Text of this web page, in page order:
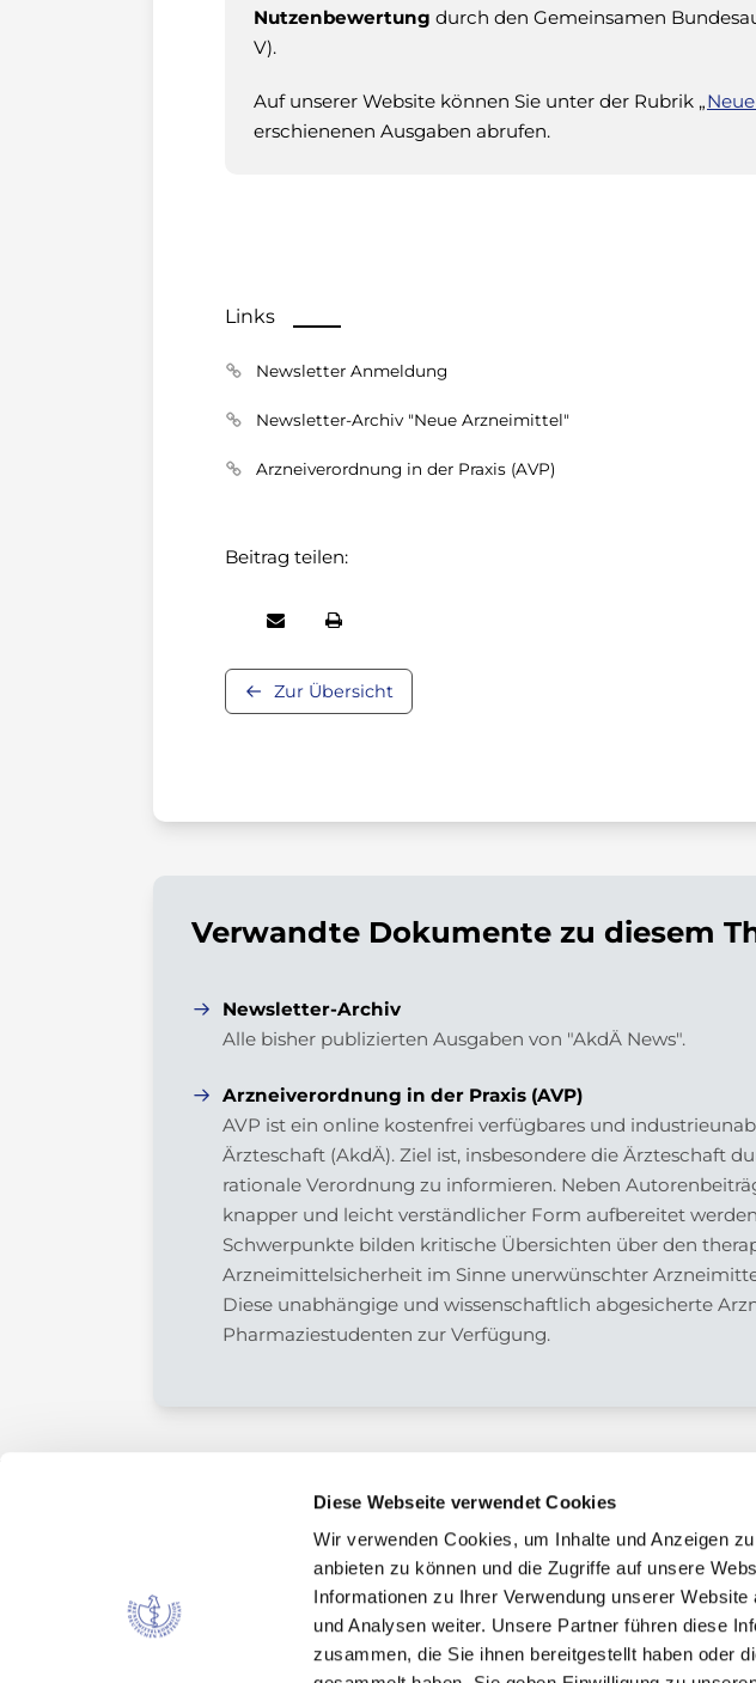
Diese Webseite verwendet Cookies
Wir verwenden Cookies, um Inhalte und Anzeigen
anbieten zu können und die Zugriffe auf unsere
Informationen zu Ihrer Verwendung unserer
und Analysen weiter. Unsere Partner führen diese
zusammen, die Sie ihnen bereitgestellt haben oder
Nutzenbewertung durch den Gemeinsamen
V).
Auf unserer Website können Sie unter der Rubrik „
erschienenen Ausgaben abrufen.
Links
Newsletter Anmeldung
Newsletter-Archiv "Neue Arzneimittel"
Arzneiverordnung in der Praxis (AVP)
Beitrag teilen:
Zur Übersicht
Verwandte Dokumente zu diesem
Newsletter-Archiv
Alle bisher publizierten Ausgaben von "AkdÄ News".
Arzneiverordnung in der Praxis (AVP)
AVP ist ein online kostenfrei verfügbares und
Ärzteschaft (AkdÄ). Ziel ist, insbesondere die Ärzteschaft
rationale Verordnung zu informieren. Neben
knapper und leicht verständlicher Form aufbereitet
Schwerpunkte bilden kritische Übersichten über den
Arzneimittelsicherheit im Sinne unerwünschter
Diese unabhängige und wissenschaftlich abgesicherte
Pharmaziestudenten zur Verfügung.
Arzneimittelkommission der deutschen Ärzteschaft
Fachausschuss der Bundesärztekammer
Bundesärztekammer